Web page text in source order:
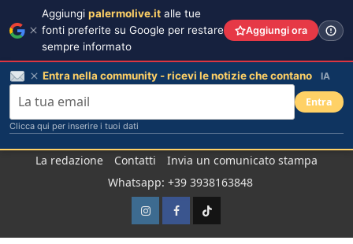
La redazione Contatti
Invia un comunicato stampa
Whatsapp: +39 3938163848
InstagramFacebook
TikTok
Aggiungi palermolive.it alle tue
fonti preferite su Google per restare
sempre informato
Aggiungi ora
Entra nella community - ricevi le notizie che contano IA
Entra
Clicca qui per inserire i tuoi dati